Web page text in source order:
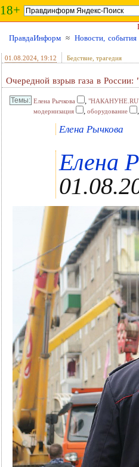
18+
ПравдаИнформ ≈ Новости, события
01.08.2024 , 19:12 Бедствие, трагедия
Очередной взрыв газа в
Елена Рычкова ,
модернизация
, оборудование ,
Елена Рычкова
Елена